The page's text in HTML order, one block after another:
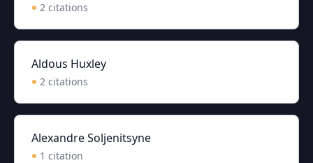
2 citations
Aldous Huxley
2 citations
Alexandre Soljenitsyne
1 citation